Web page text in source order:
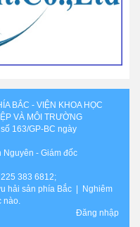
BẮC - VIỆN KHOA HỌC
VÀ MÔI TRƯỜNG
163/GP-BC ngày
Nguyên - Giám đốc
383 6812;
hải sản phía Bắc | Nghiêm
nào.
Đăng nhập